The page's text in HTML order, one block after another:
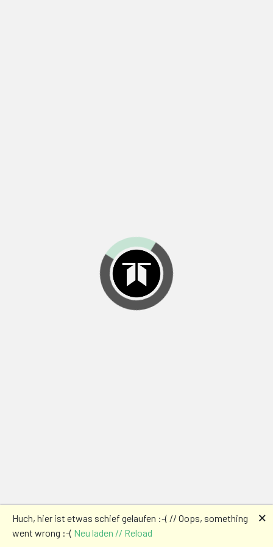
Huch, hier ist etwas schief gelaufen :-( // Oops, something
went wrong :-( Neu laden // Reload
🗙